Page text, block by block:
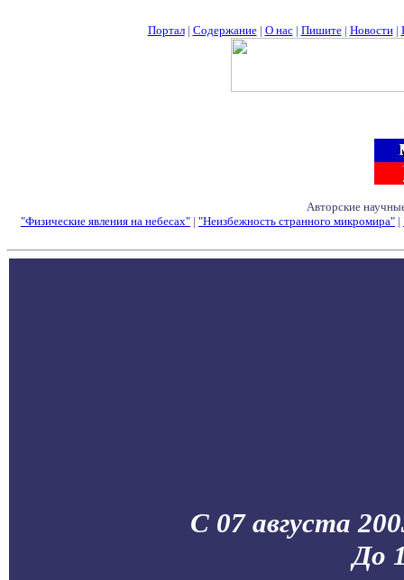
Портал| Содержание| О нас| Пишите| Новости|
Авторские
"Физические явления на небесах" | "Неизбежность странного микромира" |
С 07 августа
До